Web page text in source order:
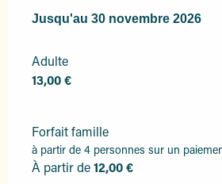
Du7 février 2026au30
Jusqu'au 30 novembre 2026
Adulte
13,00 €
Forfait famille
à partir de 4 personnes sur un
À partir de12,00 €